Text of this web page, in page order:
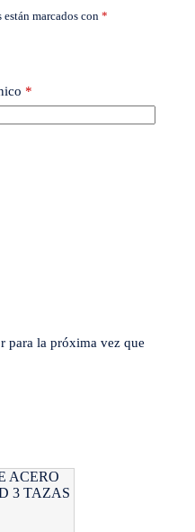
marcados con *
*
para la próxima vez que